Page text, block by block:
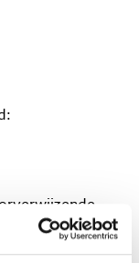
het